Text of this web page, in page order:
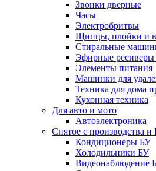
Звонки дверные
Часы
Электробритвы
Щипцы, плойки и
Стиральные
Эфирные
Элементы питания
Машинки для
Техника для дома
Кухонная техника
Для авто и мото
Автоэлектроника
Снятое с производства и
Кондиционеры БУ
Холодильники БУ
Видеонаблюдение